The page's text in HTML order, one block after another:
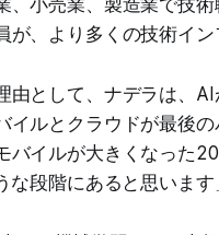
が、より多くの技術イン
由として、ナデラは、
イルとクラウドが最後
バイルが大きくなった
段階にあると思います